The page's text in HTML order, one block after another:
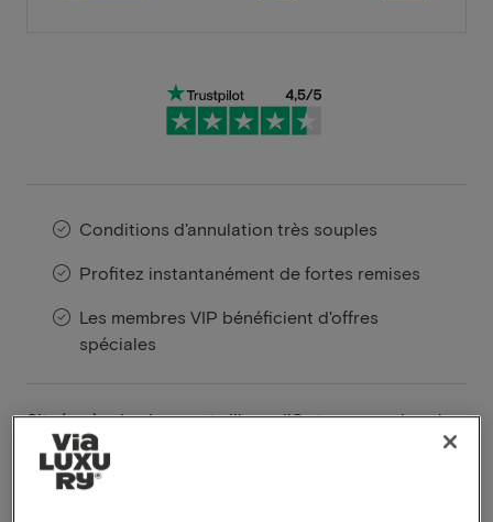
Conditions d'annulation très souples
Profitez instantanément de fortes remises
Les membres VIP bénéficient d'offres
spéciales
Situé près du charmant village d’Ootmarsum, dans la
région du Twente, l’hôtel De Landmarke offre un
mélange parfait de tranquillité, nature et hospitalité.